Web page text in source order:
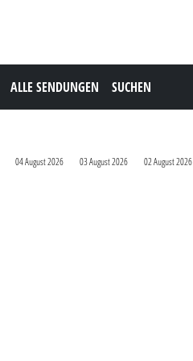
ALLE SENDUNGEN SUCHEN
04 August 2026 03 August 2026 02 August 2026